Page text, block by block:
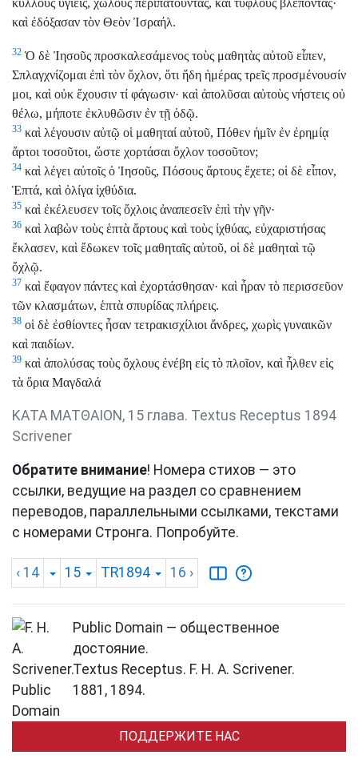
κυλλοὺς ὑγιεῖς, χωλοὺς περιπατοῦντας, καὶ τυφλοὺς βλέποντας·
καὶ ἐδόξασαν τὸν Θεὸν Ἰσραήλ.
32 Ὁ δὲ Ἰησοῦς προσκαλεσάμενος τοὺς μαθητὰς αὐτοῦ εἶπεν,
Σπλαγχνίζομαι ἐπὶ τὸν ὄχλον, ὅτι ἤδη ἡμέρας τρεῖς προσμένουσίν
μοι, καὶ οὐκ ἔχουσιν τί φάγωσιν· καὶ ἀπολῦσαι αὐτοὺς νήστεις οὐ
θέλω, μήποτε ἐκλυθῶσιν ἐν τῇ ὁδῷ.
33 καὶ λέγουσιν αὐτῷ οἱ μαθηταί αὐτοῦ, Πόθεν ἡμῖν ἐν ἐρημίᾳ
ἄρτοι τοσοῦτοι, ὥστε χορτάσαι ὄχλον τοσοῦτον;
34 καὶ λέγει αὐτοῖς ὁ Ἰησοῦς, Πόσους ἄρτους ἔχετε; οἱ δὲ εἶπον,
Ἑπτά, καὶ ὀλίγα ἰχθύδια.
35 καὶ ἐκέλευσεν τοῖς ὄχλοις ἀναπεσεῖν ἐπὶ τὴν γῆν·
36 καὶ λαβὼν τοὺς ἑπτὰ ἄρτους καὶ τοὺς ἰχθύας, εὐχαριστήσας
ἔκλασεν, καὶ ἔδωκεν τοῖς μαθηταῖς αὐτοῦ, οἱ δὲ μαθηταὶ τῷ
ὄχλῷ.
37 καὶ ἔφαγον πάντες καὶ ἐχορτάσθησαν· καὶ ἦραν τὸ περισσεῦον
τῶν κλασμάτων, ἑπτὰ σπυρίδας πλήρεις.
38 οἱ δὲ ἐσθίοντες ἦσαν τετρακισχίλιοι ἄνδρες, χωρὶς γυναικῶν
καὶ παιδίων.
39 καὶ ἀπολύσας τοὺς ὄχλους ἐνέβη εἰς τὸ πλοῖον, καὶ ἦλθεν εἰς
τὰ ὅρια Μαγδαλά
ΚΑΤΑ ΜΑΤΘΑΙΟΝ, 15 глава. Textus Receptus 1894
Scrivener
Обратите внимание! Номера стихов — это
ссылки, ведущие на раздел со сравнением
переводов, параллельными ссылками, текстами
с номерами Стронга. Попробуйте.
‹ 14 15 TR1894 16 ›
Public Domain — общественное
достояние.
Textus Receptus. F. H. A. Scrivener.
1881, 1894.
ПОДДЕРЖИТЕ НАС